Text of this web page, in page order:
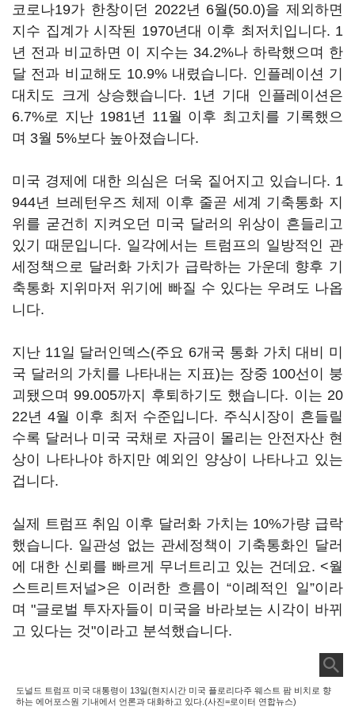
코로나19가 한창이던 2022년 6월(50.0)을 제외하면
지수 집계가 시작된 1970년대 이후 최저치입니다. 1
년 전과 비교하면 이 지수는 34.2%나 하락했으며 한
달 전과 비교해도 10.9% 내렸습니다. 인플레이션 기
대치도 크게 상승했습니다. 1년 기대 인플레이션은
6.7%로 지난 1981년 11월 이후 최고치를 기록했으
며 3월 5%보다 높아졌습니다.
미국 경제에 대한 의심은 더욱 짙어지고 있습니다. 1
944년 브레턴우즈 체제 이후 줄곧 세계 기축통화 지
위를 굳건히 지켜오던 미국 달러의 위상이 흔들리고
있기 때문입니다. 일각에서는 트럼프의 일방적인 관
세정책으로 달러화 가치가 급락하는 가운데 향후 기
축통화 지위마저 위기에 빠질 수 있다는 우려도 나옵
니다.
지난 11일 달러인덱스(주요 6개국 통화 가치 대비 미
국 달러의 가치를 나타내는 지표)는 장중 100선이 붕
괴됐으며 99.005까지 후퇴하기도 했습니다. 이는 20
22년 4월 이후 최저 수준입니다. 주식시장이 흔들릴
수록 달러나 미국 국채로 자금이 몰리는 안전자산 현
상이 나타나야 하지만 예외인 양상이 나타나고 있는
겁니다.
실제 트럼프 취임 이후 달러화 가치는 10%가량 급락
했습니다. 일관성 없는 관세정책이 기축통화인 달러
에 대한 신뢰를 빠르게 무너트리고 있는 건데요. <월
스트리트저널>은 이러한 흐름이 “이례적인 일”이라
며 "글로벌 투자자들이 미국을 바라보는 시각이 바뀌
고 있다는 것"이라고 분석했습니다.
도널드 트럼프 미국 대통령이 13일(현지시간 미국 플로리다주 웨스트 팜 비치로 향
하는 에어포스원 기내에서 언론과 대화하고 있다.(사진=로이터 연합뉴스)